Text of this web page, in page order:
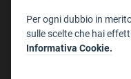
Dove Siamo
Struttura di riferimento
Per ogni dubbio in
sulle scelte che hai
Informativa Cookie.